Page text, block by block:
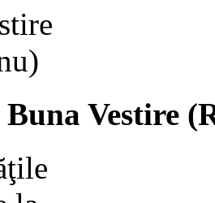
Vestire